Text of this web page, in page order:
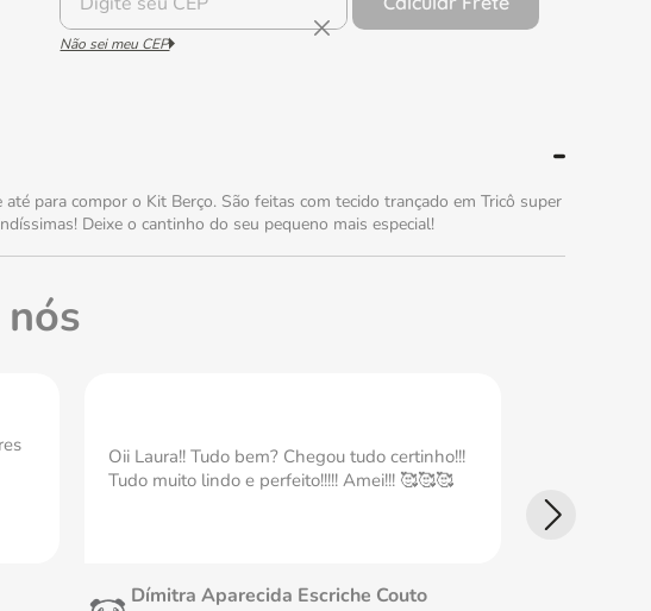
Não sei meu CEP
para compor o Kit Berço. São feitas com tecido trançado em Tricô super
Deixe o cantinho do seu pequeno mais especial!
Oii Laura!! Tudo bem? Chegou tudo certinho!!!
Tudo muito lindo e perfeito!!!!! Amei!!! 🥰🥰🥰
Dímitra Aparecida Escriche Couto